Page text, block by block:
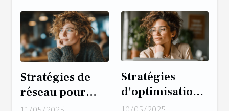
Stratégies de
réseau pour
introvertis
Stratégies
d'optimisation
LinkedIn pour